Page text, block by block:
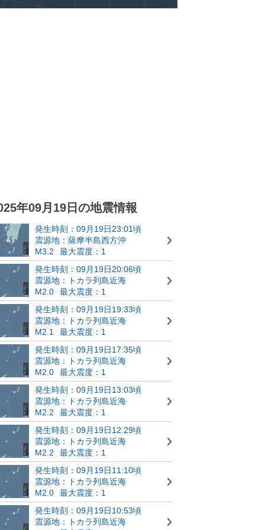
年09月19日の地震情報
発生時刻：09月19日23:01頃
震源地：薩摩半島西方沖
M3.2
最大震度：1
発生時刻：09月19日20:06頃
震源地：トカラ列島近海
M2.0
最大震度：1
発生時刻：09月19日19:33頃
震源地：トカラ列島近海
M2.1
最大震度：1
発生時刻：09月19日17:35頃
震源地：トカラ列島近海
M2.0
最大震度：1
発生時刻：09月19日13:03頃
震源地：トカラ列島近海
M2.2
最大震度：1
発生時刻：09月19日12:29頃
震源地：トカラ列島近海
M2.2
最大震度：1
発生時刻：09月19日11:10頃
震源地：トカラ列島近海
M2.0
最大震度：1
発生時刻：09月19日10:53頃
震源地：トカラ列島近海